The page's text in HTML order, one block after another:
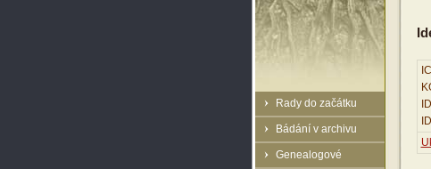
Rady do začátku
Bádání v archivu
Genealogové